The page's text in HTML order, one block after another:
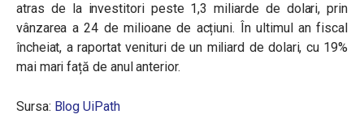
atras de la investitori peste 1,3 miliarde de dolari, prin
vânzarea a 24 de milioane de acțiuni. În ultimul an fiscal
încheiat, a raportat venituri de un miliard de dolari, cu 19%
mai mari față de anul anterior.
Sursa: Blog UiPath